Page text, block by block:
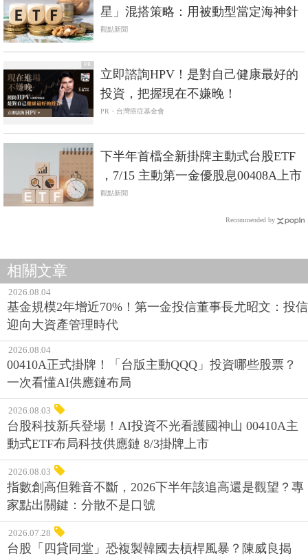
星」混搭策略：用被動型當定海神針
觀點新聞
PR
立即諮詢HPV！是對自己健康最好的
投資，把握現在不嫌晚！
PR・台灣癌症基金會
下半年首檔全新掛牌主動式台股ETF
，7/15 主動第一金優股息00408A上市
觀點新聞
Recommended by
相關文章
2026.08.04
基金規模2年增近70%！第一金投信董事長尤昭文：投信
迎向大資產管理時代
2026.08.04
00410A正式掛牌！「台版主動QQQ」投資哪些股票？
一次看懂AI供應鏈布局
2026.08.03
台股科技新兵登場！AI投資不光看護國神山 00410A主
動式ETF布局科技供應鏈 8/3掛牌上市
2026.08.03
指數創高但雜音不斷，2026下半年該追高還是觀望？專
家點出關鍵：分散不是口號
2026.07.28
台股「四貸同堂」恐複製韓國去槓桿風暴？陳威良揭